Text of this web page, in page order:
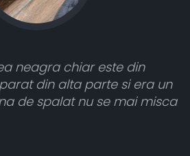
luminoase și funcționează
curtea din spate. A primit
una nu a funcționat,
Multumesc